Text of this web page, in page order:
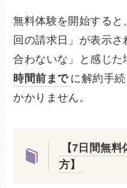
無料体験を開始すると
回の請求日」が表示
合わないな」と感じた
時間前まで に解約手
かかりません。
【7日間無
方】